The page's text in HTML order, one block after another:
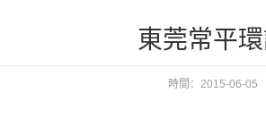
東莞常平
時間：2015-06-05